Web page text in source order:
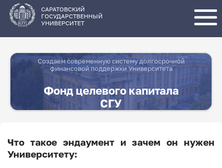
основному
содержанию
САРАТОВСКИЙ
ГОСУДАРСТВЕННЫЙ
УНИВЕРСИТЕТ
Создаем современную систему долгосрочной
финансовой поддержки Университета
Фонд целевого капитала
СГУ
Что такое эндаумент и зачем он нужен
Университету: